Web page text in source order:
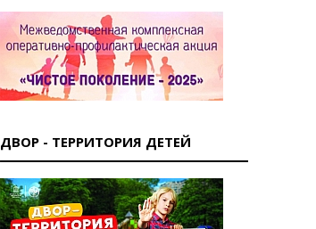
ДВОР - ТЕРРИТОРИЯ ДЕТЕЙ